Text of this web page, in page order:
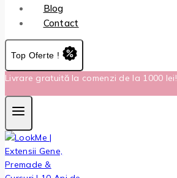
Blog
Contact
Top Oferte !
Livrare gratuită la comenzi de la 1000 lei!